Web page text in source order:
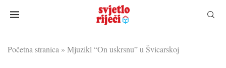
Početna stranica » Mjuzikl “On uskrsnu” u Švicarskoj